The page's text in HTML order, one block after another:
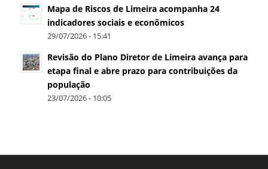
Mapa de Riscos de Limeira acompanha 24
indicadores sociais e econômicos
29/07/2026 - 15:41
Revisão do Plano Diretor de Limeira avança para
etapa final e abre prazo para contribuições da
população
23/07/2026 - 10:05